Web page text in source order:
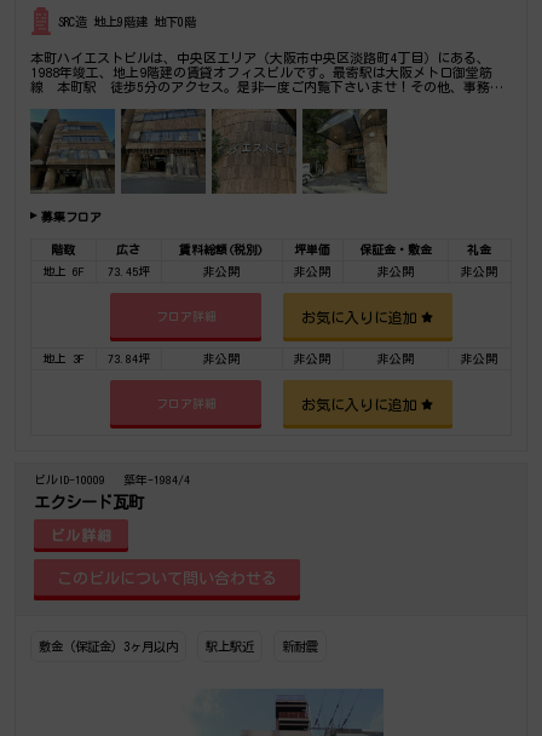
SRC造 地上9階建 地下0階
本町ハイエストビルは、中央区エリア（大阪市中央区淡路町4丁目）にある、
1988年竣工、地上9階建の賃貸オフィスビルです。最寄駅は大阪メトロ御堂筋
線 本町駅 徒歩5分のアクセス。是非一度ご内覧下さいませ！その他、事務
募集フロア
階数 広さ 賃料総額(税別) 坪単価 保証金・敷金
礼金
地上 6F
73.45坪 非公開 非公開 非公開 非公開
フロア詳細 お気に入りに追加
地上 3F 73.84坪 非公開 非公開 非公開 非公開
フロア詳細 お気に入りに追加
ビルID-10009 築年-1984/4
エクシード瓦町
ビル詳細
敷金（保証金）3ヶ月以内 駅上駅近 新耐震